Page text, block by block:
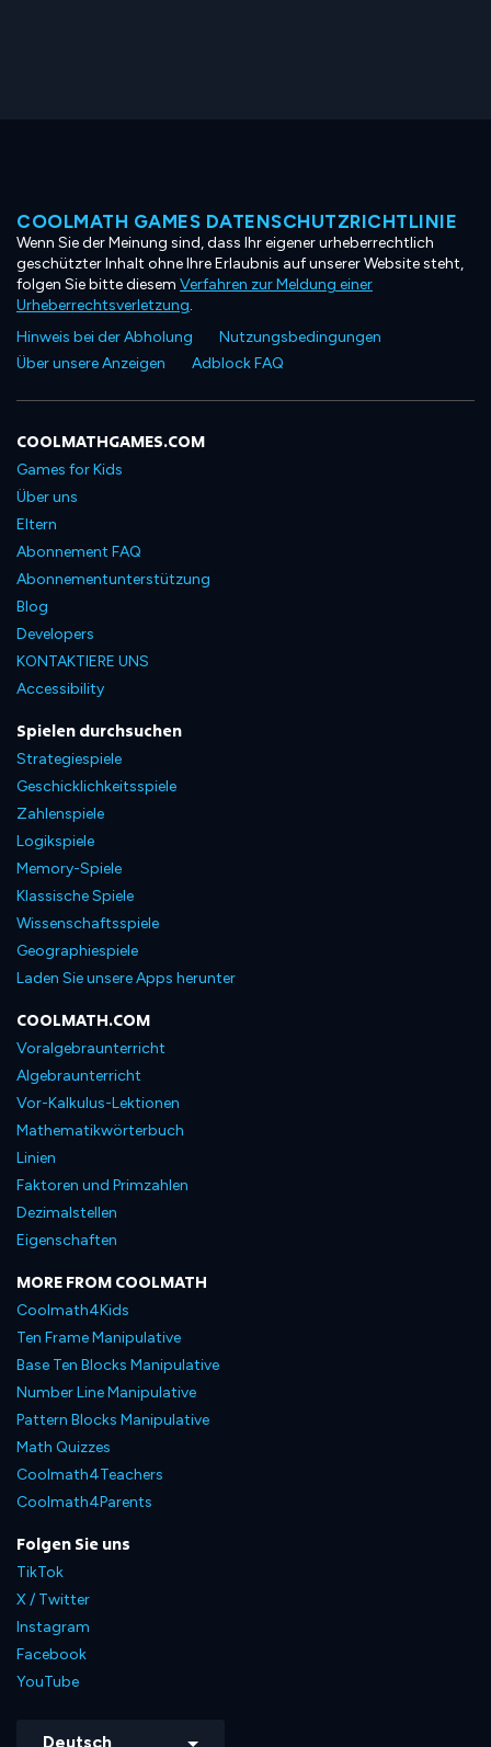
COOLMATH GAMES DATENSCHUTZRICHTLINIE
Wenn Sie der Meinung sind, dass Ihr eigener urheberrechtlich
geschützter Inhalt ohne Ihre Erlaubnis auf unserer Website steht,
folgen Sie bitte diesem Verfahren zur Meldung einer
Urheberrechtsverletzung.
Hinweis bei der Abholung
Nutzungsbedingungen
Über unsere Anzeigen
Adblock FAQ
COOLMATHGAMES.COM
Games for Kids
Über uns
Eltern
Abonnement FAQ
Abonnementunterstützung
Blog
Developers
KONTAKTIERE UNS
Accessibility
Spielen durchsuchen
Strategiespiele
Geschicklichkeitsspiele
Zahlenspiele
Logikspiele
Memory-Spiele
Klassische Spiele
Wissenschaftsspiele
Geographiespiele
Laden Sie unsere Apps herunter
COOLMATH.COM
Voralgebraunterricht
Algebraunterricht
Vor-Kalkulus-Lektionen
Mathematikwörterbuch
Linien
Faktoren und Primzahlen
Dezimalstellen
Eigenschaften
MORE FROM COOLMATH
Coolmath4Kids
Ten Frame Manipulative
Base Ten Blocks Manipulative
Number Line Manipulative
Pattern Blocks Manipulative
Math Quizzes
Coolmath4Teachers
Coolmath4Parents
Folgen Sie uns
TikTok
X / Twitter
Instagram
Facebook
YouTube
Deutsch